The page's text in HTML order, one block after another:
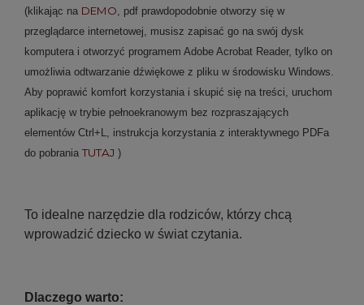
(klikając na DEMO, pdf prawdopodobnie otworzy się w
przeglądarce internetowej, musisz zapisać go na swój dysk
komputera i otworzyć programem Adobe Acrobat Reader, tylko on
umożliwia odtwarzanie dźwiękowe z pliku w środowisku Windows.
Aby poprawić komfort korzystania i skupić się na treści, uruchom
aplikację w trybie pełnoekranowym bez rozpraszających
elementów Ctrl+L, instrukcja korzystania z interaktywnego PDFa
do pobraniaTUTAJ )
To idealne narzędzie dla rodziców, którzy chcą
wprowadzić dziecko w świat czytania.
Dlaczego warto: